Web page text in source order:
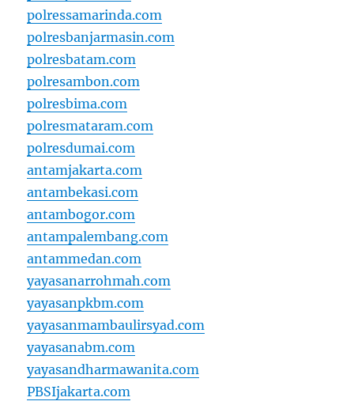
polressamarinda.com
polresbanjarmasin.com
polresbatam.com
polresambon.com
polresbima.com
polresmataram.com
polresdumai.com
antamjakarta.com
antambekasi.com
antambogor.com
antampalembang.com
antammedan.com
yayasanarrohmah.com
yayasanpkbm.com
yayasanmambaulirsyad.com
yayasanabm.com
yayasandharmawanita.com
PBSIjakarta.com